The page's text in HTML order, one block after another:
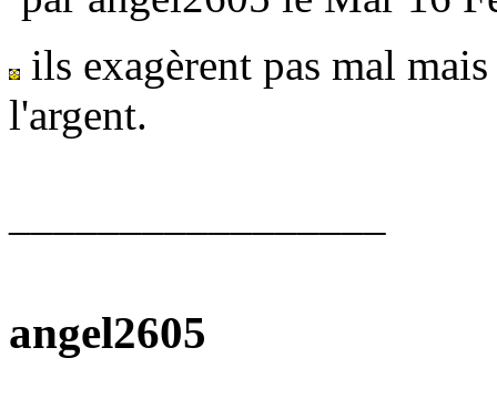
ils exagèrent pas mal
l'argent.
angel2605